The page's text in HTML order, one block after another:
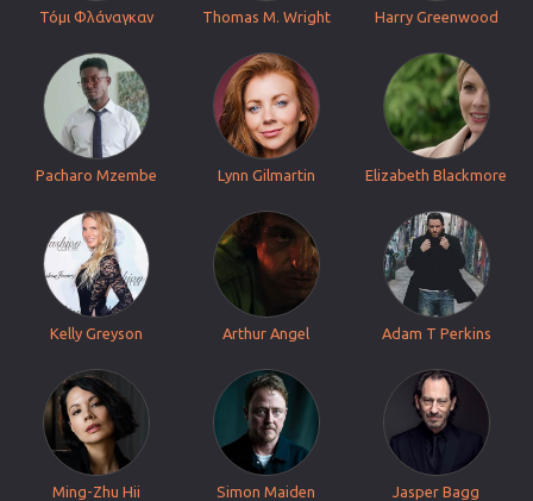
Τόμι Φλάναγκαν Thomas M. Wright Harry Greenwood
Pacharo Mzembe Lynn Gilmartin Elizabeth Blackmore
Kelly Greyson Arthur Angel Adam T Perkins
Ming-Zhu Hii Simon Maiden Jasper Bagg